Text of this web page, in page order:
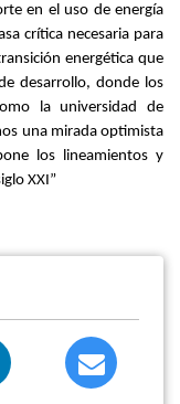
en el uso de energía
crítica necesaria para
energética que
desarrollo, donde los
la universidad de
una mirada optimista
los lineamientos y
XXI”